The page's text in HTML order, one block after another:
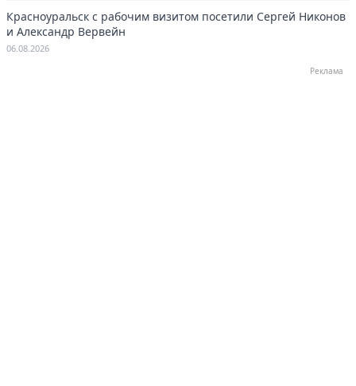
Красноуральск с рабочим визитом посетили Сергей Никонов
и Александр Вервейн
06.08.2026
Реклама